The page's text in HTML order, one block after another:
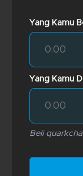
Yang Kamu
Yang Kamu
Beli